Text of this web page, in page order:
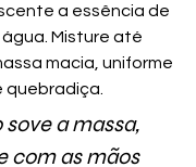
a essência de
água. Misture até
macia, uniforme
quebradiça.
a massa,
com as mãos